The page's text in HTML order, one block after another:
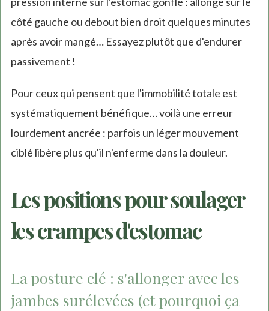
côté gauche ou debout bien droit quelques minutes
après avoir mangé… Essayez plutôt que d'endurer
passivement !
Pour ceux qui pensent que l'immobilité totale est
systématiquement bénéfique… voilà une erreur
lourdement ancrée : parfois un léger mouvement
ciblé libère plus qu'il n'enferme dans la douleur.
Les positions pour soulager
les crampes d'estomac
La posture clé : s'allonger avec les
jambes surélevées (et pourquoi ça